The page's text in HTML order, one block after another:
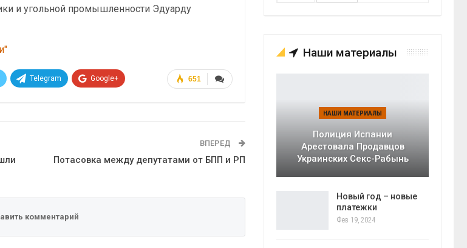
и угольной промышленности Эдуарду
651
Telegram Google+
ВПЕРЕД
Потасовка между депутатами от БПП и РП
комментарий
Наши материалы
НАШИ МАТЕРИАЛЫ
Полиция Испании
Арестовала Продавцов
Украинских Секс-Рабынь
Новый год – новые
платежки
Фев 19, 2024